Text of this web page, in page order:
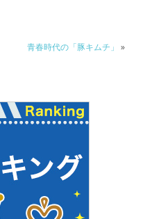
青春時代の「豚キムチ」 »